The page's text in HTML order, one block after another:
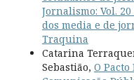
Jornalismo: Vol.
dos media e de
Traquina
Catarina
Sebastião, O